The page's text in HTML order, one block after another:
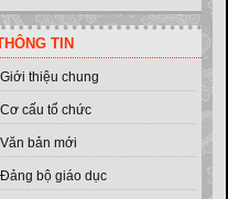
TIN
Giới thiệu chung
Cơ cấu tổ chức
Văn bản mới
Đảng bộ giáo dục